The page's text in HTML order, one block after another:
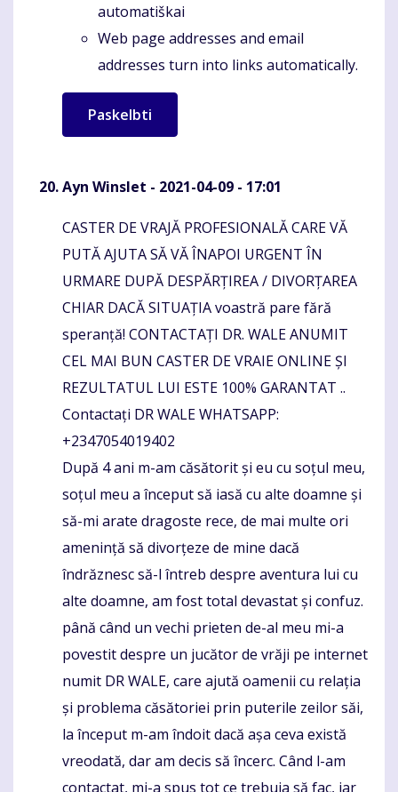
automatiškai
Web page addresses and email
addresses turn into links automatically.
Ayn Winslet - 2021-04-09 - 17:01
Komentaras
CASTER DE VRAJĂ PROFESIONALĂ CARE VĂ
PUTĂ AJUTA SĂ VĂ ÎNAPOI URGENT ÎN
URMARE DUPĂ DESPĂRȚIREA / DIVORȚAREA
CHIAR DACĂ SITUAȚIA voastră pare fără
speranță! CONTACTAȚI DR. WALE ANUMIT
CEL MAI BUN CASTER DE VRAIE ONLINE ȘI
REZULTATUL LUI ESTE 100% GARANTAT ..
Contactați DR WALE WHATSAPP:
+2347054019402
După 4 ani m-am căsătorit și eu cu soțul meu,
soțul meu a început să iasă cu alte doamne și
să-mi arate dragoste rece, de mai multe ori
amenință să divorțeze de mine dacă
îndrăznesc să-l întreb despre aventura lui cu
alte doamne, am fost total devastat și confuz.
până când un vechi prieten de-al meu mi-a
povestit despre un jucător de vrăji pe internet
numit DR WALE, care ajută oamenii cu relația
și problema căsătoriei prin puterile zeilor săi,
la început m-am îndoit dacă așa ceva există
vreodată, dar am decis să încerc. Când l-am
contactat, mi-a spus tot ce trebuia să fac, iar